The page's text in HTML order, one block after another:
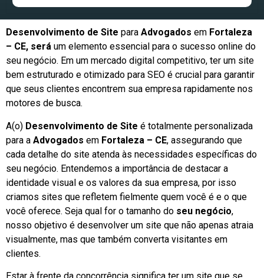
Desenvolvimento de Site para Advogados em Fortaleza
– CE, será um elemento essencial para o sucesso online do
seu negócio. Em um mercado digital competitivo, ter um site
bem estruturado e otimizado para SEO é crucial para garantir
que seus clientes encontrem sua empresa rapidamente nos
motores de busca.
A(o) Desenvolvimento de Site é totalmente personalizada
para a Advogados em Fortaleza – CE, assegurando que
cada detalhe do site atenda às necessidades específicas do
seu negócio. Entendemos a importância de destacar a
identidade visual e os valores da sua empresa, por isso
criamos sites que refletem fielmente quem você é e o que
você oferece. Seja qual for o tamanho do seu negócio,
nosso objetivo é desenvolver um site que não apenas atraia
visualmente, mas que também converta visitantes em
clientes.